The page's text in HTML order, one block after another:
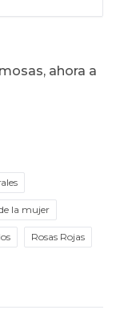
ahora a
la mujer
Rosas Rojas